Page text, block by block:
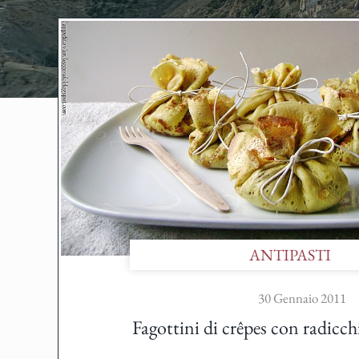
ANTIPASTI
30 Gennaio 2011
Fagottini di crêpes con